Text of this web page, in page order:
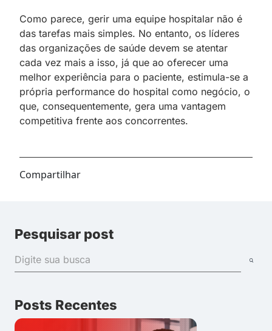
Como parece, gerir uma equipe hospitalar não é
das tarefas mais simples. No entanto, os líderes
das organizações de saúde devem se atentar
cada vez mais a isso, já que ao oferecer uma
melhor experiência para o paciente, estimula-se a
própria performance do hospital como negócio, o
que, consequentemente, gera uma vantagem
competitiva frente aos concorrentes.
Compartilhar
Pesquisar post
Posts Recentes